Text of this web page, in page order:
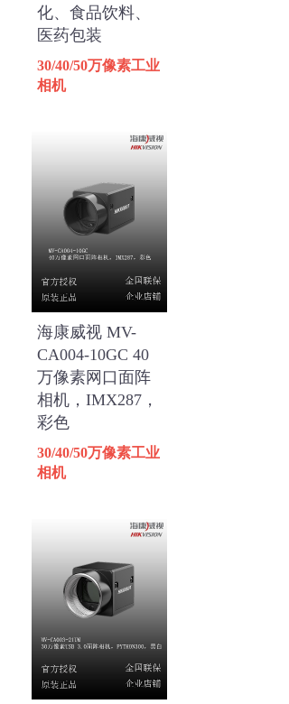
化、食品饮料、
医药包装
30/40/50万像素工业
相机
海康威视 MV-
CA004-10GC 40
万像素网口面阵
相机，IMX287，
彩色
30/40/50万像素工业
相机